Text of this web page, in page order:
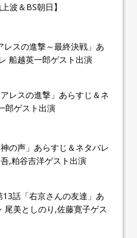
波＆BS朝日】
レスの進撃～最終決戦」あ
船越英一郎ゲスト出演
レスの進撃」あらすじ＆ネ
郎ゲスト出演
の声」あらすじ＆ネタバレ
,粕谷吉洋ゲスト出演
話「右京さんの友達」あ
尾美としのり,佐藤寛子ゲス